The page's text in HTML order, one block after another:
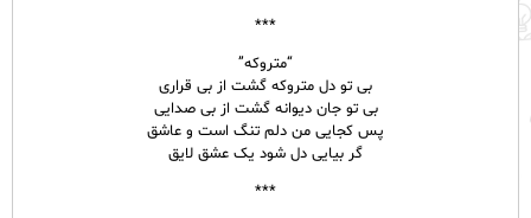
***
“متروکه”
بی تو دل متروکه گشت از بی قراری
بی تو جان دیوانه گشت از بی صدایی
پس کجایی من دلم تنگ است و عاشق
گر بیایی دل شود یک عشق لایق​
***